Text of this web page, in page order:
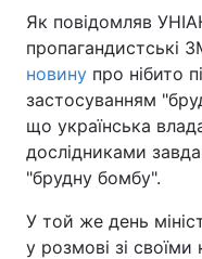
Як повідомляв
пропагандистські
новину про нібито
застосуванням
що українська
дослідниками
"брудну бомбу".
У той же день
у розмові зі